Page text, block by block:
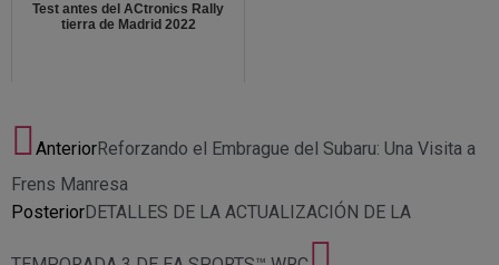
Test antes del ACtronics Rally
tierra de Madrid 2022
AnteriorReforzando el Embrague del Subaru: Una Visita a
Frens Manresa
PosteriorDETALLES DE LA ACTUALIZACIÓN DE LA